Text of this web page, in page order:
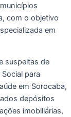
com o objetivo
em
suspeitas de
para
em Sorocaba,
depósitos
imobiliárias,